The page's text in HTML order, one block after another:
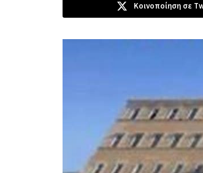
Κοινοποίηση σε